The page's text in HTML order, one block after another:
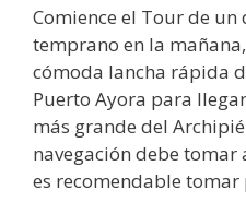
Comience el Tour de un
temprano en la
cómoda lancha rápida
Puerto Ayora para
más grande del
navegación debe tomar
es recomendable tomar